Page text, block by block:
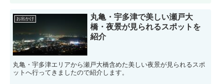
お出かけ
丸亀・宇多津で美しい瀬戸大
橋・夜景が見られるスポットを
紹介
丸亀・宇多津エリアから瀬戸大橋含めた美しい夜景が見られるスポ
ットへ行ってきましたので紹介します。